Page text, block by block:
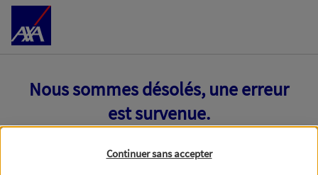
Accéder au Contenu
Nous sommes désolés, une erreur
est survenue.
Continuer sans accepter